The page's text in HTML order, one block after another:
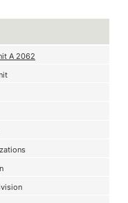
А 2062